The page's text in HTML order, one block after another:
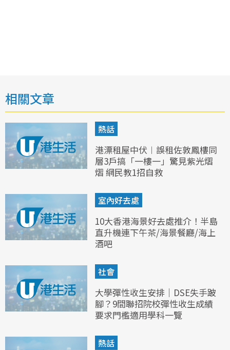
相關文章
熱話
港漂租屋中伏︱誤租佐敦鳳樓同
層3戶搞「一樓一」驚見紫光熠
熠 網民教1招自救
室內好去處
10大香港海景好去處推介！半島
直升機連下午茶/海景餐廳/海上
酒吧
社會
大學彈性收生安排｜DSE失手跛
腳？9間聯招院校彈性收生成績
要求門檻適用學科一覽
熱話